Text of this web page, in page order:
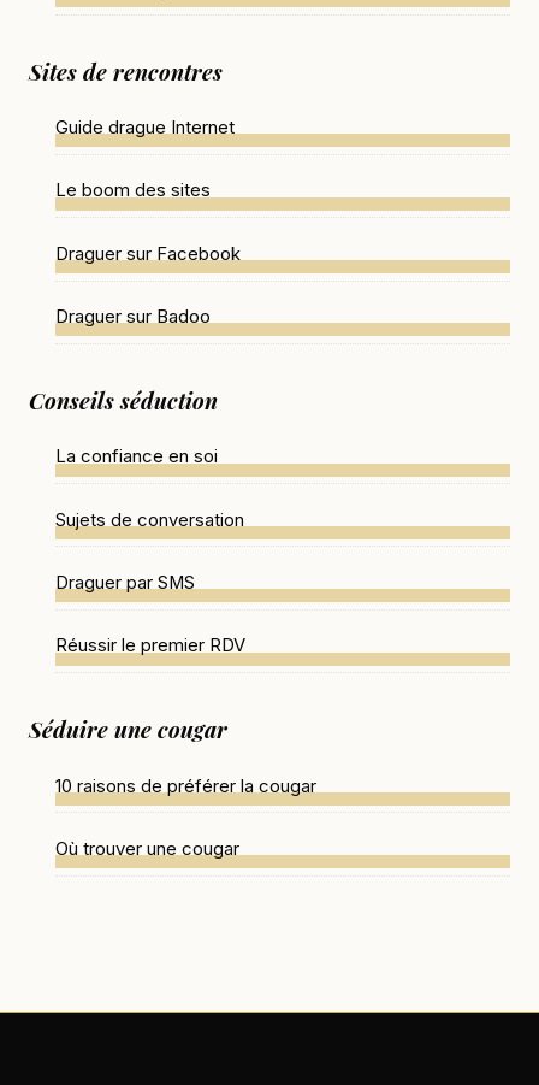
Sites de rencontres
Guide drague Internet
Le boom des sites
Draguer sur Facebook
Draguer sur Badoo
Conseils séduction
La confiance en soi
Sujets de conversation
Draguer par SMS
Réussir le premier RDV
Séduire une cougar
10 raisons de préférer la cougar
Où trouver une cougar